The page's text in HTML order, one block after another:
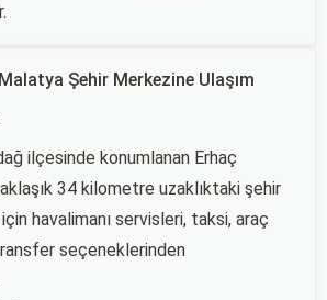
Şehir Merkezine Ulaşım
ilçesinde konumlanan Erhaç
34 kilometre uzaklıktaki şehir
havalimanı servisleri, taksi, araç
seçeneklerinden